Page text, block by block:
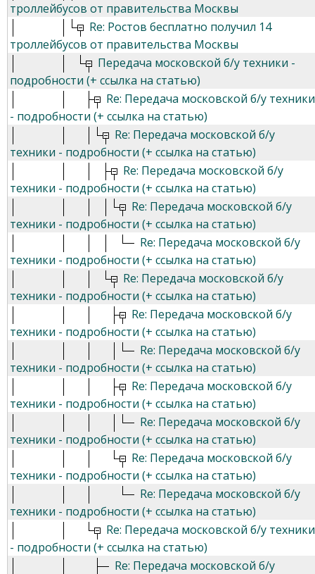
троллейбусов от правительства Москвы
Re: Ростов бесплатно получил 14
троллейбусов от правительства Москвы
Передача московской б/у техники -
подробности (+ ссылка на статью)
Re: Передача московской б/у техники
- подробности (+ ссылка на статью)
Re: Передача московской б/у
техники - подробности (+ ссылка на статью)
Re: Передача московской б/у
техники - подробности (+ ссылка на статью)
Re: Передача московской б/у
техники - подробности (+ ссылка на статью)
Re: Передача московской б/у
техники - подробности (+ ссылка на статью)
Re: Передача московской б/у
техники - подробности (+ ссылка на статью)
Re: Передача московской б/у
техники - подробности (+ ссылка на статью)
Re: Передача московской б/у
техники - подробности (+ ссылка на статью)
Re: Передача московской б/у
техники - подробности (+ ссылка на статью)
Re: Передача московской б/у
техники - подробности (+ ссылка на статью)
Re: Передача московской б/у
техники - подробности (+ ссылка на статью)
Re: Передача московской б/у
техники - подробности (+ ссылка на статью)
Re: Передача московской б/у техники
- подробности (+ ссылка на статью)
Re: Передача московской б/у